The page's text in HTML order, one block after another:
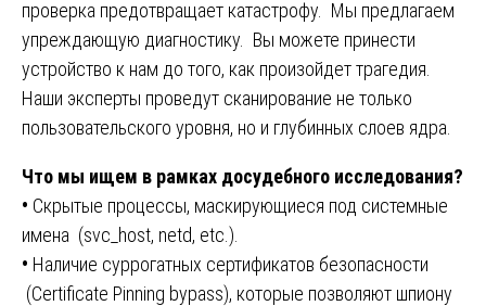
проверка предотвращает катастрофу. Мы предлагаем
упреждающую диагностику. Вы можете принести
устройство к нам до того, как произойдет трагедия.
Наши эксперты проведут сканирование не только
пользовательского уровня, но и глубинных слоев ядра.
Что мы ищем в рамках досудебного исследования?
• Скрытые процессы, маскирующиеся под системные
имена (svc_host, netd, etc.).
• Наличие суррогатных сертификатов безопасности
(Certificate Pinning bypass), которые позволяют шпиону